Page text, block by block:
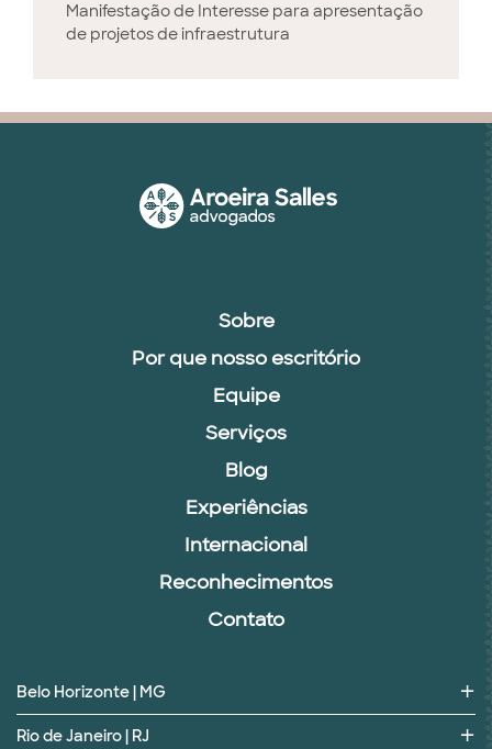
Manifestação de Interesse para apresentação
de projetos de infraestrutura
Sobre
Por que nosso escritório
Equipe
Serviços
Blog
Experiências
Internacional
Reconhecimentos
Contato
Belo Horizonte | MG
Rio de Janeiro | RJ